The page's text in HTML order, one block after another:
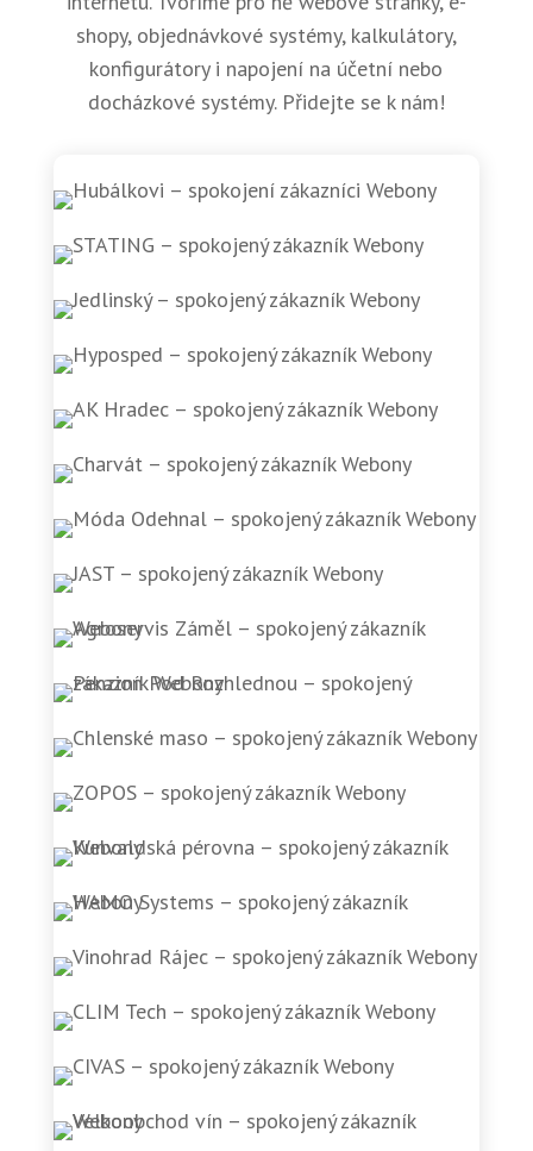
shopy, objednávkové systémy, kalkulátory,
konfigurátory i napojení na účetní nebo
docházkové systémy. Přidejte se k nám!